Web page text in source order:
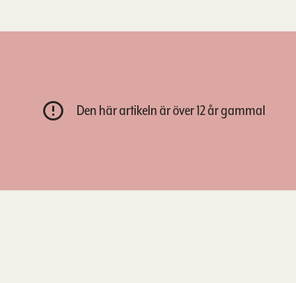
Den här artikeln är över 12 år gammal